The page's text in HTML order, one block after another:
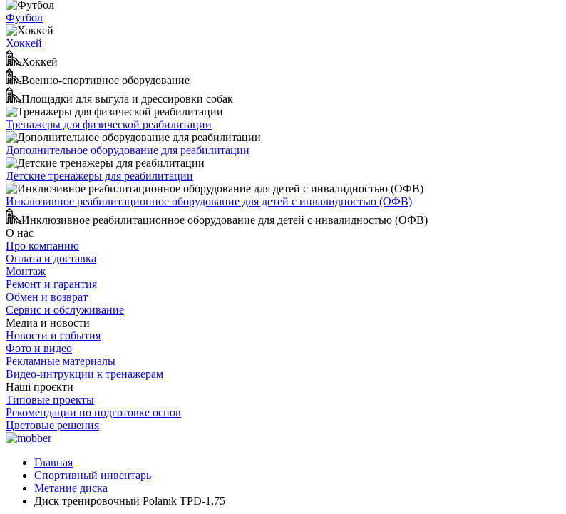
Футбол
Хоккей
Хоккей
Военно-спортивное оборудование
Площадки для выгула и дрессировки собак
Тренажеры для физической реабилитации
Дополнительное оборудование для реабилитации
Детские тренажеры для реабилитации
Инклюзивное реабилитационное оборудование для детей с инвалидностью (ОФВ)
Инклюзивное реабилитационное оборудование для детей с инвалидностью (ОФВ)
О нас
Про компанию
Оплата и доставка
Монтаж
Ремонт и гарантия
Обмен и возврат
Сервис и обслуживание
Медиа и новости
Новости и события
Фото и видео
Рекламные материалы
Видео-интрукции к тренажерам
Наші проєкти
Типовые проекты
Рекомендации по подготовке основ
Цветовые решения
Главная
Спортивный инвентарь
Метание диска
Диск тренировочный Polanik TPD-1,75